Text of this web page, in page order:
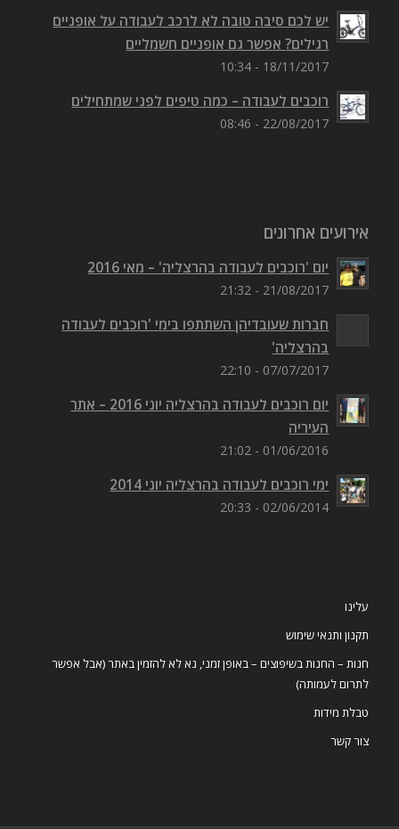
יש לכם סיבה טובה לא לרכב לעבודה על אופניים
רגילים? אפשר גם אופניים חשמליים
18/11/2017 - 10:34
רוכבים לעבודה – כמה טיפים לפני שמתחילים
22/08/2017 - 08:46
אירועים אחרונים
יום 'רוכבים לעבודה בהרצליה' – מאי 2016
21/08/2017 - 21:32
חברות שעובדיהן השתתפו בימי 'רוכבים לעבודה
בהרצליה'
07/07/2017 - 22:10
יום רוכבים לעבודה בהרצליה יוני 2016 – אתר
העיריה
01/06/2016 - 21:02
ימי רוכבים לעבודה בהרצליה יוני 2014
02/06/2014 - 20:33
עלינו
תקנון ותנאי שימוש
חנות – החנות בשיפוצים – באופן זמני, נא לא להזמין באתר (אבל אפשר
לתרום לעמותה)
טבלת מידות
צור קשר